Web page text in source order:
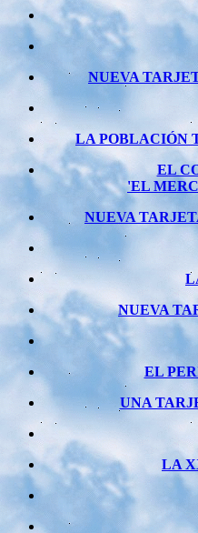
NUEVA
LA POBLACIÓN
EL
'EL
NUEVA
NUEVA
EL
UNA
LA